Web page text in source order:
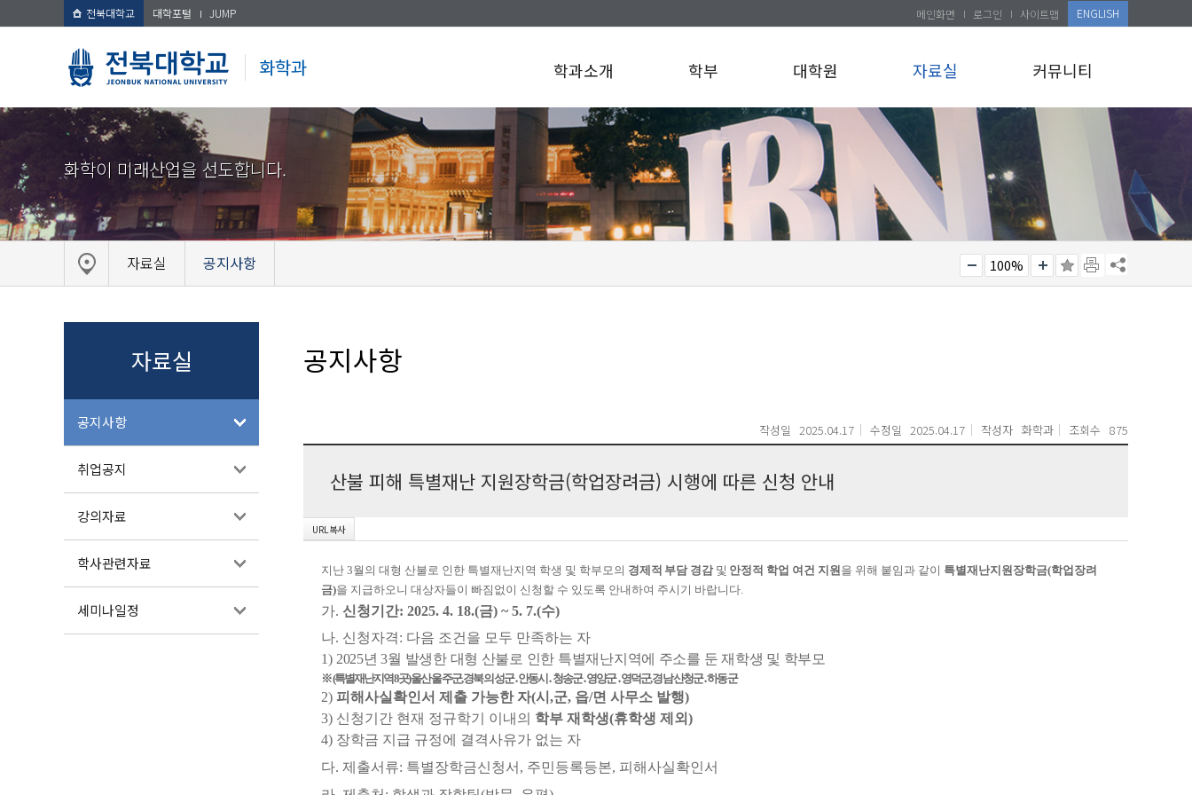
전북대학교 대학포털 JUMP
화학과
메인화면 로그인 사이트맵 ENGLISH
학과소개 학부 대학원 자료실 커뮤니티
화학이 미래산업을 선도합니다.
자료실 공지사항 100%
자료실
공지사항
취업공지
강의자료
학사관련자료
세미나일정
공지사항
작성일 2025.04.17 수정일 2025.04.17 작성자 화학과 조회수 875
산불 피해 특별재난 지원장학금(학업장려금) 시행에 따른 신청 안내
지난 3월의 대형 산불로 인한 특별재난지역 학생 및 학부모의 경제적 부담 경감 및 안정적 학업 여건 지원 을 위해 붙임과 같이 특별재난지원장학금(학업장려
금)을 지급하오니 대상자들이 빠짐없이 신청할 수 있도록 안내하여 주시기 바랍니다.
가. 신청기간: 2025. 4. 18.(금) ~ 5. 7.(수)
나. 신청자격: 다음 조건을 모두 만족하는 자
1) 2025년3월 발생한 대형 산불로 인한 특별재난지역에 주소를 둔 재학생 및 학부모
※(특별재난지역8곳)울산 울주군,경북 의성군․안동시 ․청송군․영양군․영덕군,경남 산청군․하동군
2) 피해사실확인서 제출 가능한 자(시 ,군, 읍/면 사무소 발행)
3) 신청기간 현재 정규학기 이내의 학부 재학생(휴학생 제외 )
4) 장학금 지급 규정에 결격사유가 없는 자
다. 제출서류: 특별장학금신청서 , 주민등록등본, 피해사실확인서